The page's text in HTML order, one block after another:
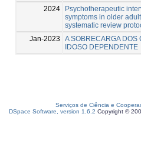
2024
Psychotherapeutic
symptoms in older
systematic review
Jan-2023
A SOBRECARGA DOS
IDOSO DEPENDENTE
Serviços de Ciência e
DSpace Software, version 1.6.2 Copyright ©